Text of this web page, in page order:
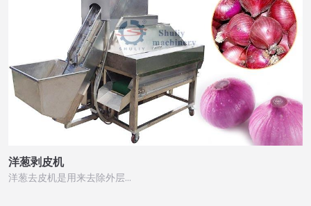
洋葱剥皮机
洋葱去皮机是用来去除外层…